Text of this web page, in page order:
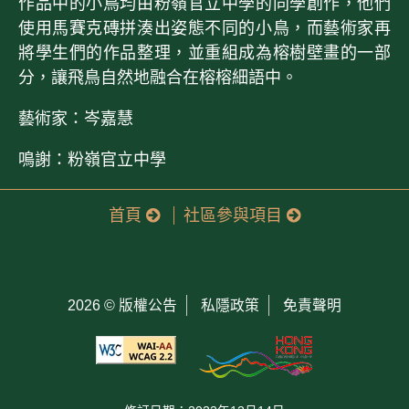
作品中的小鳥均由粉嶺官立中學的同學創作，他們
使用馬賽克磚拼湊出姿態不同的小鳥，而藝術家再
將學生們的作品整理，並重組成為榕樹壁畫的一部
分，讓飛鳥自然地融合在榕榕細語中。
藝術家：岑嘉慧
鳴謝：粉嶺官立中學
首頁 社區參與項目
2026 © 版權公告 私隱政策 免責聲明